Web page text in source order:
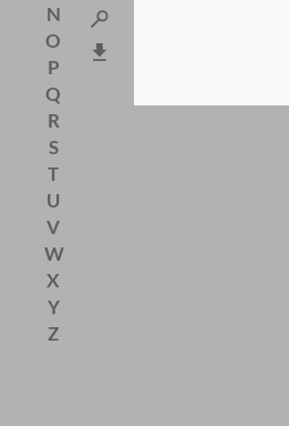
N
O
P
Q
R
S
T
U
V
W
X
Y
Z